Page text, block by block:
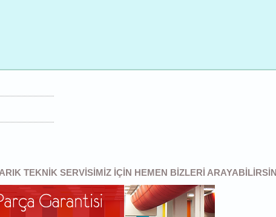
TEKNIK SERVISIMIZ IÇIN HEMEN BIZLERI